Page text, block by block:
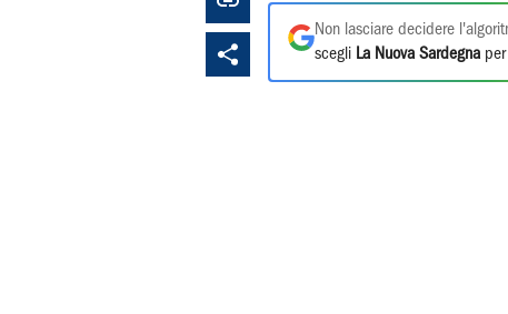
Non lasciare decidere
scegli La Nuova Sardegna